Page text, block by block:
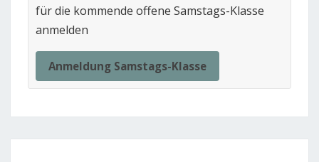
für die kommende offene Samstags-Klasse
anmelden
Anmeldung Samstags-Klasse